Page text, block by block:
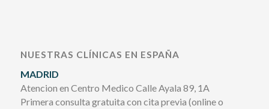
NUESTRAS CLÍNICAS EN ESPAÑA
MADRID
Atencion en Centro Medico Calle Ayala 89, 1A
Primera consulta gratuita con cita previa (online o